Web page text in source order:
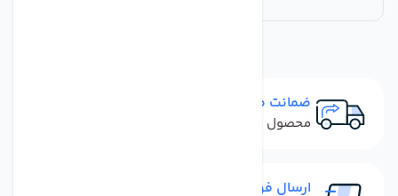
ضمانت مرجوعی
محصول نباید آسیب دیده باشد
ارسال فوری